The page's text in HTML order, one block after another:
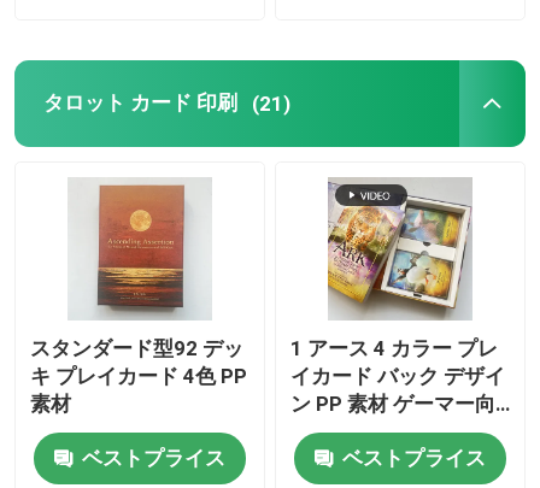
ギフト の 包装 箱
タロット カード 印刷 (21)
スタンダード型92 デッ
キ プレイカード 4色 PP
素材
ベストプライス
1 アース 4 カラー プレ
イカード バック デザイ
ン PP 素材 ゲーマー向
け
ベストプライス